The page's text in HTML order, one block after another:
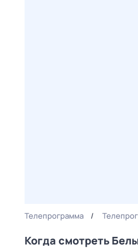
Телепрограмма
Когда смотреть